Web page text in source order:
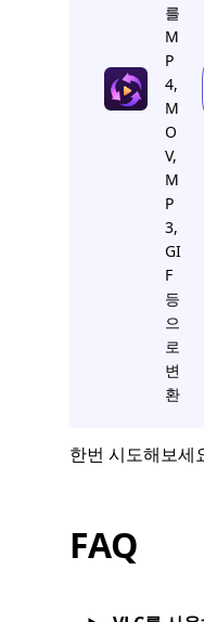
를
M
P
4,
M
O
V,
M
P
3,
GI
F
등
으
로
변
환
한번 시도해보세
FAQ